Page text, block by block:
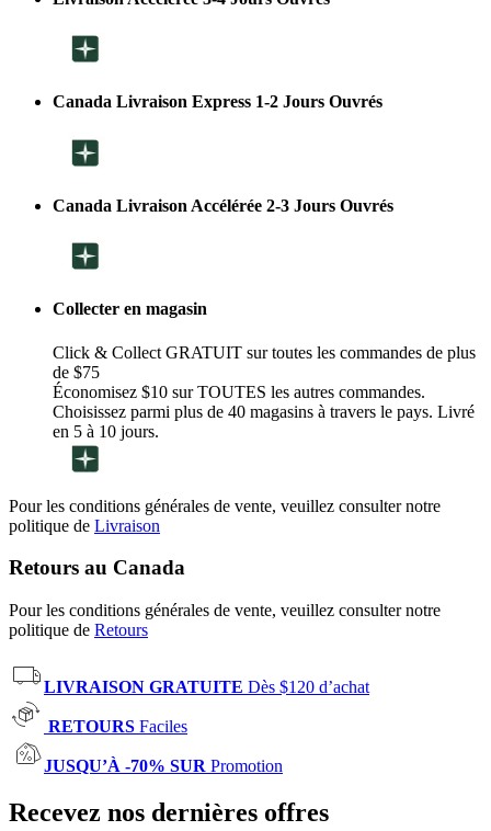
Canada Livraison Express 1-2 Jours Ouvrés
Canada Livraison Accélérée 2-3 Jours Ouvrés
Collecter en magasin
Click & Collect GRATUIT sur toutes les commandes de plus
de $75
Économisez $10 sur TOUTES les autres commandes.
Choisissez parmi plus de 40 magasins à travers le pays. Livré
en 5 à 10 jours.
Pour les conditions générales de vente, veuillez consulter notre
politique de Livraison
Retours au Canada
Pour les conditions générales de vente, veuillez consulter notre
politique de Retours
LIVRAISON GRATUITE Dès $120 d’achat
RETOURS Faciles
JUSQU’À -70% SUR Promotion
Recevez nos dernières offres